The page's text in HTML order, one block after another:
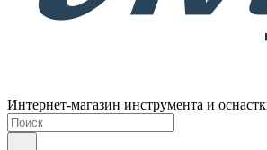
Интернет-магазин инструмента и